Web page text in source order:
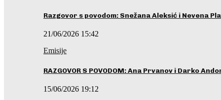
Razgovor s povodom: Snežana Aleksić i Nevena
21/06/2026 15:42
Emisije
RAZGOVOR S POVODOM: Ana Prvanov i Darko
15/06/2026 19:12